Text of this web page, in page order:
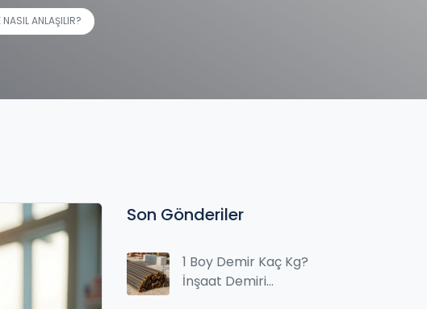
NASIL ANLAŞILIR?
Son Gönderiler
1 Boy Demir Kaç Kg?
İnşaat Demiri